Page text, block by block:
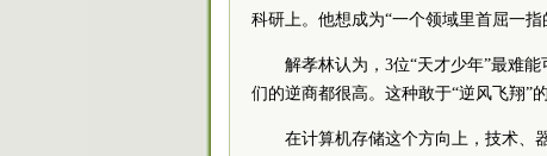
科研上。他想成为“一个领域里首屈一
解孝林认为，3位“天才少年”最难
们的逆商都很高。这种敢于“逆风飞翔”
在计算机存储这个方向上，技术、